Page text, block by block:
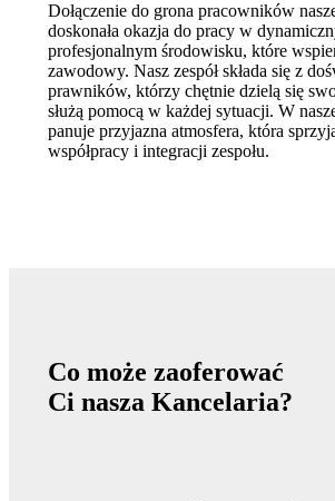
Dołączenie do grona pracowników
doskonała okazja do pracy w
profesjonalnym środowisku, które
zawodowy. Nasz zespół składa się z
prawników, którzy chętnie dzielą się
służą pomocą w każdej sytuacji. W
panuje przyjazna atmosfera, która
współpracy i integracji zespołu.
Co może zaoferować
Ci nasza Kancelaria?